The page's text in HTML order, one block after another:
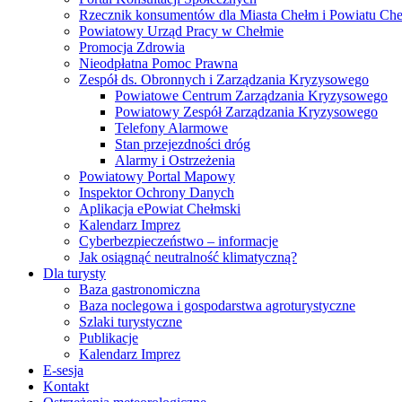
Rzecznik konsumentów dla Miasta Chełm i Powiatu
Powiatowy Urząd Pracy w Chełmie
Promocja Zdrowia
Nieodpłatna Pomoc Prawna
Zespół ds. Obronnych i Zarządzania Kryzysowego
Powiatowe Centrum Zarządzania Kryzysowego
Powiatowy Zespół Zarządzania Kryzysowego
Telefony Alarmowe
Stan przejezdności dróg
Alarmy i Ostrzeżenia
Powiatowy Portal Mapowy
Inspektor Ochrony Danych
Aplikacja ePowiat Chełmski
Kalendarz Imprez
Cyberbezpieczeństwo – informacje
Jak osiągnąć neutralność klimatyczną?
Dla turysty
Baza gastronomiczna
Baza noclegowa i gospodarstwa agroturystyczne
Szlaki turystyczne
Publikacje
Kalendarz Imprez
E-sesja
Kontakt